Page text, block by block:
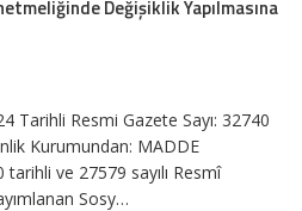
Değişiklik Yapılmasına
Tarihli Resmi Gazete Sayı: 32740
Kurumundan: MADDE
ve 27579 sayılı Resmî
Sosy…